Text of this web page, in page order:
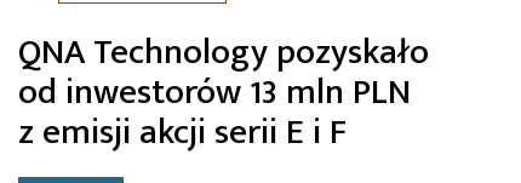
QNA Technology pozyskało
od inwestorów 13 mln PLN
z emisji akcji serii E i F